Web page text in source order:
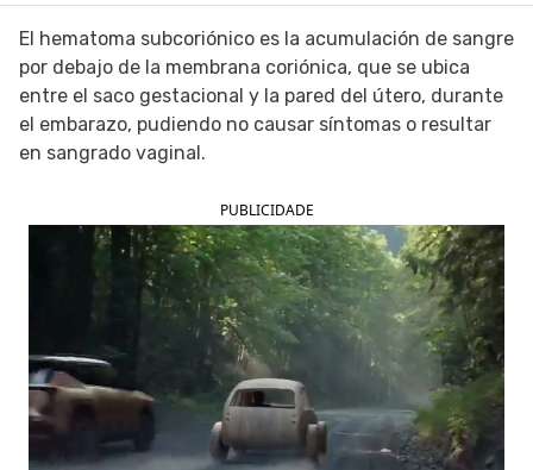
SIGUE TUA SAÚDE EN LAS REDES SOCIALES
El hematoma subcoriónico es la acumulación de sangre
por debajo de la membrana coriónica, que se ubica
entre el saco gestacional y la pared del útero, durante
el embarazo, pudiendo no causar síntomas o resultar
en sangrado vaginal.
PUBLICIDADE